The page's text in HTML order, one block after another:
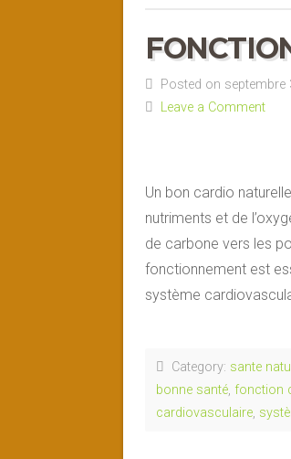
Posted on septembre
Leave a Comment
Un bon cardio
nutriments et de
de carbone vers les
fonctionnement est
système
Category: sante
bonne santé, fonction
cardiovasculaire,